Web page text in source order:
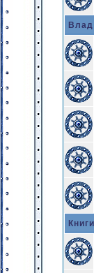
Книги